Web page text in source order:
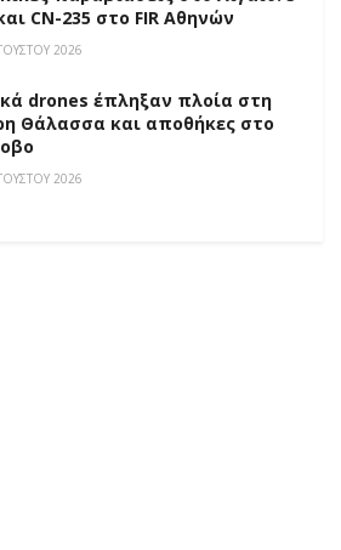
CN-235 στο FIR Αθηνών
2026
drones έπληξαν πλοία στη
Θάλασσα και αποθήκες στο
2026